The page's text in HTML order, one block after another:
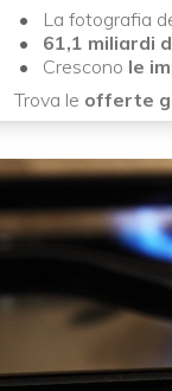
La fotografia
61,1 miliardi
Crescono le
Trova le offerte